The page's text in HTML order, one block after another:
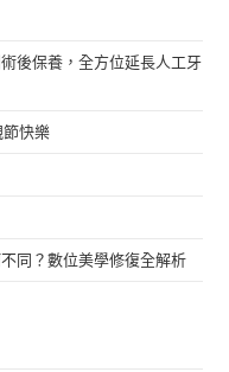
後保養，全方位延長人工牙
節快樂
同？數位美學修復全解析